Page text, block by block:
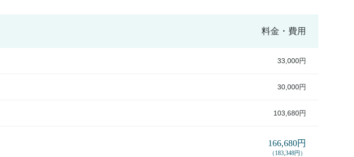
料金・費用
33,000円
30,000円
103,680円
166,680円
（183,348円）